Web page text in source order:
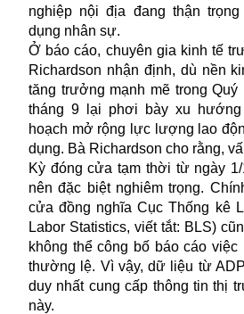
nghiệp nội địa đang thận
dụng nhân sự.
Ở báo cáo, chuyên gia kinh tế
Richardson nhận định, dù nền
tăng trưởng mạnh mẽ trong
tháng 9 lại phơi bày xu
hoạch mở rộng lực lượng lao
dụng. Bà Richardson cho rằng,
Kỳ đóng cửa tạm thời từ ngày
nên đặc biệt nghiêm trọng.
cửa đồng nghĩa Cục Thống kê
Labor Statistics, viết tắt: BLS)
không thể công bố báo cáo
thường lệ. Vì vậy, dữ liệu từ
duy nhất cung cấp thông tin thị
này.